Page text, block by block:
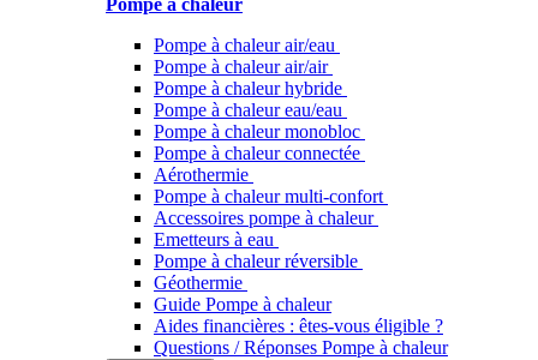
Pompe à chaleur
Pompe à chaleur air/eau
Pompe à chaleur air/air
Pompe à chaleur hybride
Pompe à chaleur​ eau/eau
Pompe à chaleur monobloc
Pompe à chaleur connectée
Aérothermie
Pompe à chaleur multi-confort
Accessoires pompe à chaleur
Emetteurs à eau
Pompe à chaleur réversible
Géothermie
Guide Pompe à chaleur
Aides financières : êtes-vous éligible ?
Questions / Réponses Pompe à chaleur